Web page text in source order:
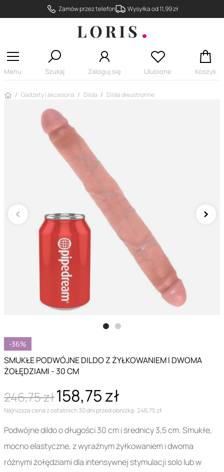
Zamów przez telefon Wysyłka od 11,99 zł
Menu Szukaj Zaloguj się Ulubione Koszyk
Strona główna
Gadżety i akcesoria Dilda Dilda dwustronne
-36%
SMUKŁE PODWÓJNE DILDO Z ŻYŁKOWANIEM I DWOMA
ŻOŁĘDZIAMI - 30 CM
246,75 zł158,75 zł
Najniższa cena z ostatnich 30 dni przed obniżką: 246,75 zł
Podwójne dildo o długości 30 cm i średnicy 3,5 cm. Smukłe,
mocno elastyczne, z wyraźnym żyłkowaniem i dwoma
różnymi żołędziami dla intensywnej stymulacji solo lub w